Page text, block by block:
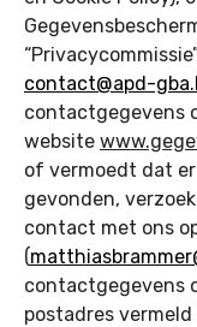
contact@apd-
contactgegevens
website
of vermoedt dat
gevonden,
contact met ons
(
contactgegevens
postadres